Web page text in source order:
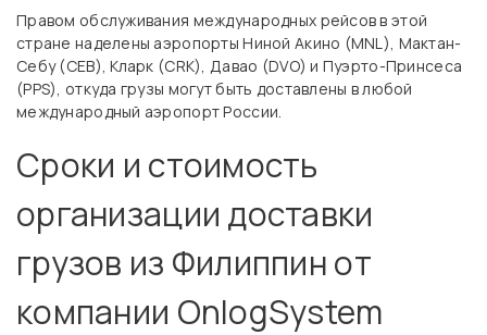
Правом обслуживания международных рейсов в этой
стране наделены аэропорты Ниной Акино (MNL), Мактан-
Себу (CEB), Кларк (CRK), Давао (DVO) и Пуэрто-Принсеса
(PPS), откуда грузы могут быть доставлены в любой
международный аэропорт России.
Сроки и стоимость
организации доставки
грузов из Филиппин от
компании OnlogSystem